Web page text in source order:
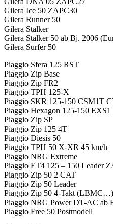
Gilera Ice 50 ZAPC30
Gilera Runner 50
Gilera Stalker
Gilera Stalker 50 ab Bj. 2006
Gilera Surfer 50
Piaggio Sfera 125 RST
Piaggio Zip Base
Piaggio Zip FR2
Piaggio TPH 125-X
Piaggio SKR 125-150 CSM1T
Piaggio Hexagon 125-150
Piaggio Zip SP
Piaggio Zip 125 4T
Piaggio Diesis 50
Piaggio TPH 50 X-XR 45 km/h
Piaggio NRG Extreme
Piaggio ET4 125 – 150 Leader
Piaggio Zip 50 2 CAT
Piaggio Zip 50 Leader
Piaggio Zip 50 4-Takt
Piaggio NRG Power DT-AC ab
Piaggio Free 50 Postmodell